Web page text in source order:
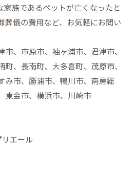
家族であるペットが亡くなったと
葬儀の費用など、お気軽にお問い
、市原市、袖ヶ浦市、君津市、
、長南町、大多喜町、茂原市、
み市、勝浦市、鴨川市、南房総
東金市、横浜市、川崎市
エール